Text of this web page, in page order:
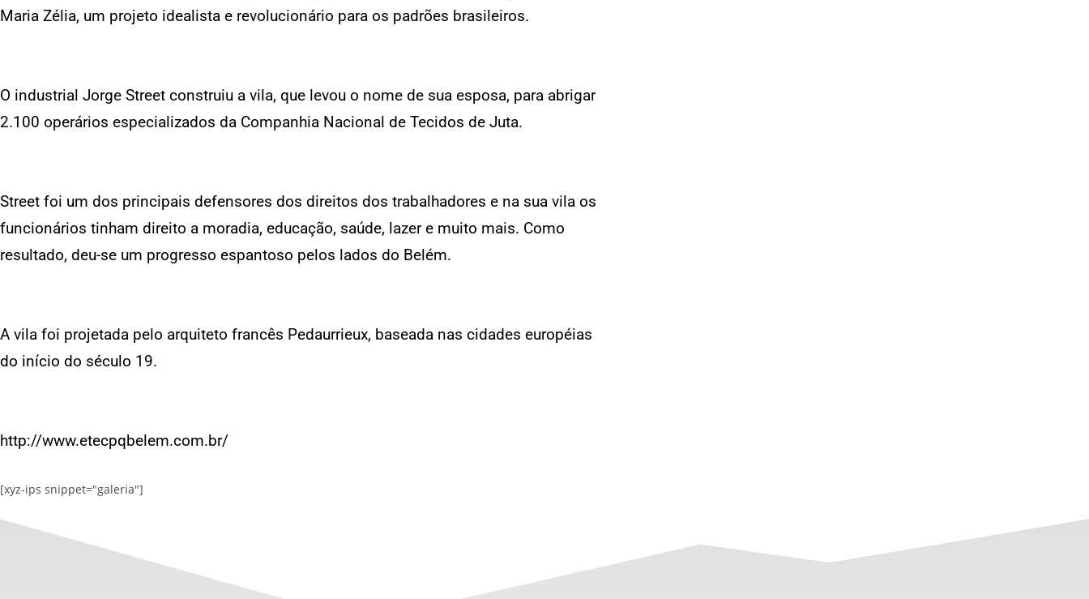
Maria Zélia, um projeto idealista e revolucionário para os padrões brasileiros.
O industrial Jorge Street construiu a vila, que levou o nome de sua esposa, para abrigar
2.100 operários especializados da Companhia Nacional de Tecidos de Juta.
Street foi um dos principais defensores dos direitos dos trabalhadores e na sua vila os
funcionários tinham direito a moradia, educação, saúde, lazer e muito mais. Como
resultado, deu-se um progresso espantoso pelos lados do Belém.
A vila foi projetada pelo arquiteto francês Pedaurrieux, baseada nas cidades européias
do início do século 19.
http://www.etecpqbelem.com.br/
[xyz-ips snippet="galeria"]